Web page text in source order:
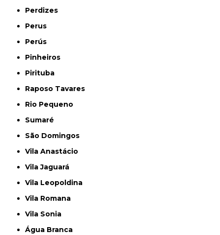
Perdizes
Perus
Perús
Pinheiros
Pirituba
Raposo Tavares
Rio Pequeno
Sumaré
São Domingos
Vila Anastácio
Vila Jaguará
Vila Leopoldina
Vila Romana
Vila Sonia
Água Branca